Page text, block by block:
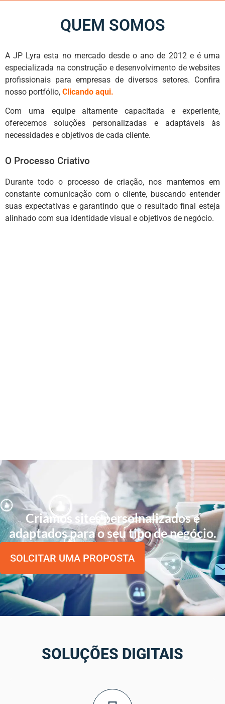
QUEM SOMOS
A JP Lyra esta no mercado desde o ano de 2012 e é uma
especializada na construção e desenvolvimento de websites
profissionais para empresas de diversos setores. Confira
nosso portfólio, Clicando aqui.
Com uma equipe altamente capacitada e experiente,
oferecemos soluções personalizadas e adaptáveis às
necessidades e objetivos de cada cliente.
O Processo Criativo
Durante todo o processo de criação, nos mantemos em
constante comunicação com o cliente, buscando entender
suas expectativas e garantindo que o resultado final esteja
alinhado com sua identidade visual e objetivos de negócio.
Criamos sites persolnalizados e
adaptados para o seu tipo de negócio.
SOLCITAR UMA PROPOSTA
SOLUÇÕES DIGITAIS